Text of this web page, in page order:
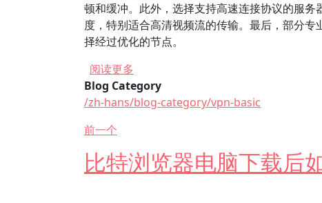
顿和缓冲。此外，选择支持高速连接协议的服
度，特别适合高清视频流的传输。最后，部分
择经过优化的节点。
阅读更多
Blog Category
/zh-hans/blog-category/vpn-basic
前一个
比特浏览器电脑下载后